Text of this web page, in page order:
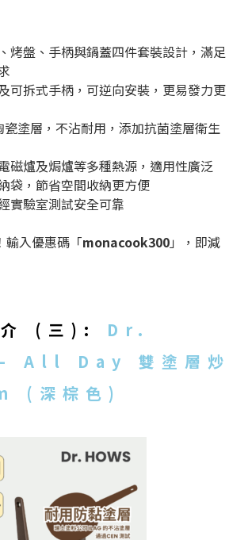
烤盤、手柄與鍋蓋四件套裝設計，滿足
可拆式手柄，可逆向安裝，更易發力更
塗層，不沾耐用，添加抗菌塗層衛生
磁爐及焗爐等多種熱源，適用性廣泛
袋，節省空間收納更方便
實驗室測試安全可靠
輸入優惠碼「monacook300」，即減
(三): Dr.
All Day 雙塗層炒
(深棕色)